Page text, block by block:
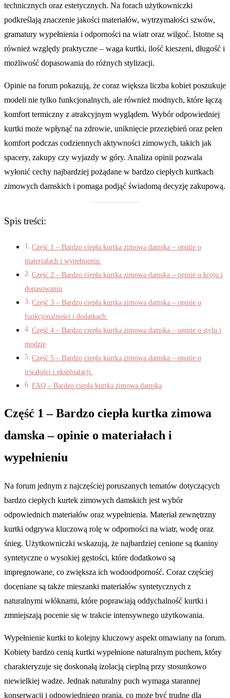
technicznych oraz estetycznych. Na forach użytkowniczki
podkreślają znaczenie jakości materiałów, wytrzymałości szwów,
gramatury wypełnienia i odporności na wiatr oraz wilgoć. Istotne są
również względy praktyczne – waga kurtki, ilość kieszeni, długość i
możliwość dopasowania do różnych stylizacji.
Opinie na forum pokazują, że coraz większa liczba kobiet poszukuje
modeli nie tylko funkcjonalnych, ale również modnych, które łączą
komfort termiczny z atrakcyjnym wyglądem. Wybór odpowiedniej
kurtki może wpłynąć na zdrowie, uniknięcie przeziębień oraz pełen
komfort podczas codziennych aktywności zimowych, takich jak
spacery, zakupy czy wyjazdy w góry. Analiza opinii pozwala
wyłonić cechy najbardziej pożądane w bardzo ciepłych kurtkach
zimowych damskich i pomaga podjąć świadomą decyzję zakupową.
Spis treści:
Część 1 – Bardzo ciepła kurtka zimowa damska – opinie o
materiałach i wypełnieniu
Część 2 – Bardzo ciepła kurtka zimowa damska – opinie o kroju i
dopasowaniu
Część 3 – Bardzo ciepła kurtka zimowa damska – opinie o
funkcjonalności i dodatkach
Część 4 – Bardzo ciepła kurtka zimowa damska – opinie o stylu i
modzie
Część 5 – Bardzo ciepła kurtka zimowa damska – opinie o
trwałości i eksploatacji
FAQ – Bardzo ciepła kurtka zimowa damska
Część 1 – Bardzo ciepła kurtka zimowa
damska – opinie o materiałach i
wypełnieniu
Na forum jednym z najczęściej poruszanych tematów dotyczących
bardzo ciepłych kurtek zimowych damskich jest wybór
odpowiednich materiałów oraz wypełnienia. Materiał zewnętrzny
kurtki odgrywa kluczową rolę w odporności na wiatr, wodę oraz
śnieg. Użytkowniczki wskazują, że najbardziej cenione są tkaniny
syntetyczne o wysokiej gęstości, które dodatkowo są
impregnowane, co zwiększa ich wodoodporność. Coraz częściej
doceniane są także mieszanki materiałów syntetycznych z
naturalnymi włóknami, które poprawiają oddychalność kurtki i
zmniejszają pocenie się w trakcie intensywnego użytkowania.
Wypełnienie kurtki to kolejny kluczowy aspekt omawiany na forum.
Kobiety bardzo cenią kurtki wypełnione naturalnym puchem, który
charakteryzuje się doskonałą izolacją cieplną przy stosunkowo
niewielkiej wadze. Jednak naturalny puch wymaga starannej
konserwacji i odpowiedniego prania, co może być trudne dla